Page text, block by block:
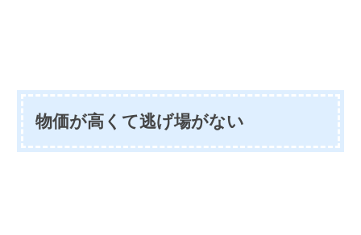
物価が高くて逃げ場がない